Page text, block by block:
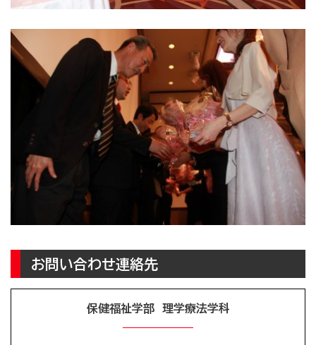
お問い合わせ連絡先
保健福祉学部 理学療法学科